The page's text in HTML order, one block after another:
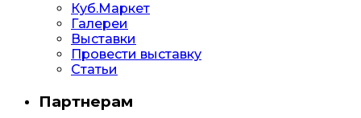
Куб.Маркет
Галереи
Выставки
Провести выставку
Статьи
Партнерам